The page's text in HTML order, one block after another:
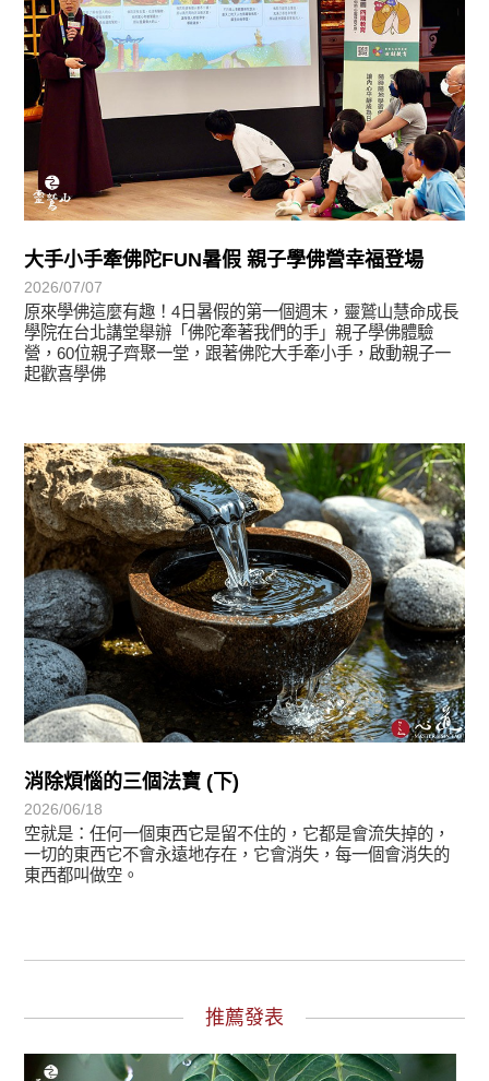
大手小手牽佛陀FUN暑假 親子學佛營幸福登場
2026/07/07
原來學佛這麼有趣！4日暑假的第一個週末，靈鷲山慧命成長
學院在台北講堂舉辦「佛陀牽著我們的手」親子學佛體驗
營，60位親子齊聚一堂，跟著佛陀大手牽小手，啟動親子一
起歡喜學佛
消除煩惱的三個法寶 (下)
2026/06/18
空就是：任何一個東西它是留不住的，它都是會流失掉的，
一切的東西它不會永遠地存在，它會消失，每一個會消失的
東西都叫做空。
學習分享
推薦發表